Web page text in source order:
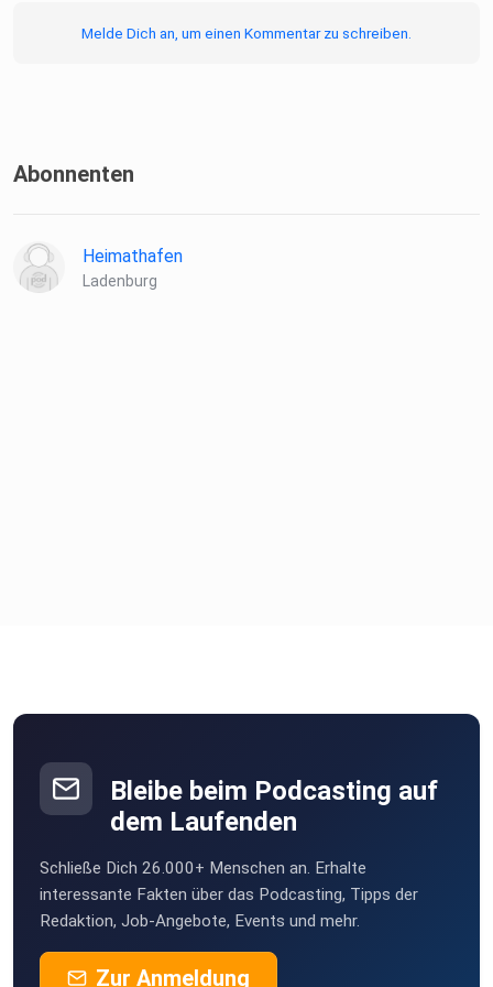
Melde Dich an, um einen Kommentar zu schreiben.
Abonnenten
Heimathafen
Ladenburg
Bleibe beim Podcasting auf
dem Laufenden
Schließe Dich 26.000+ Menschen an. Erhalte
interessante Fakten über das Podcasting, Tipps der
Redaktion, Job-Angebote, Events und mehr.
Zur Anmeldung